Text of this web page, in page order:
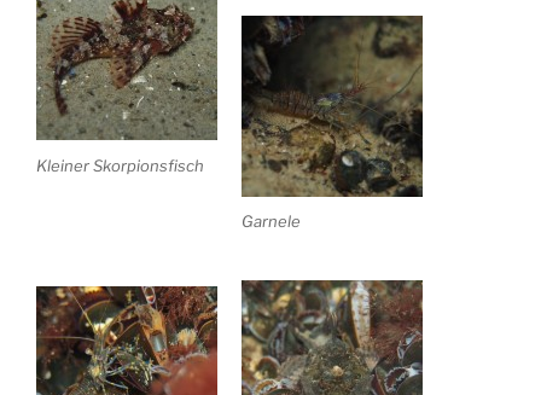
Kleiner Skorpionsfisch
Garnele